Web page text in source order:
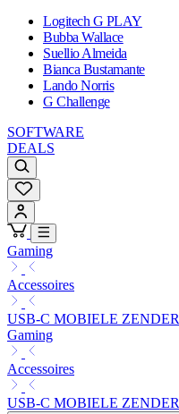
Logitech G PLAY
Bubba Wallace
Suellio Almeida
Bianca Bustamante
Lando Norris
G Challenge
SOFTWARE
DEALS
Gaming
Accessoires
USB-C MOBIELE ZENDER
Gaming
Accessoires
USB-C MOBIELE ZENDER